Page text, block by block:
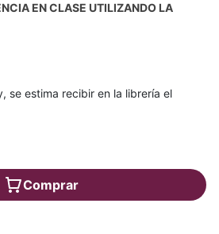
EN CLASE UTILIZANDO LA
se estima recibir en la librería el
Comprar